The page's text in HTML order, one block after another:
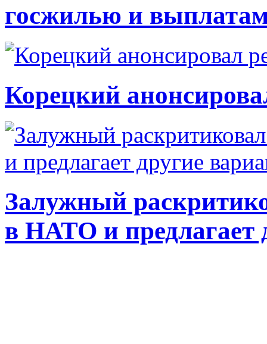
госжилью и
Корецкий
Залужный
в НАТО и предлагает